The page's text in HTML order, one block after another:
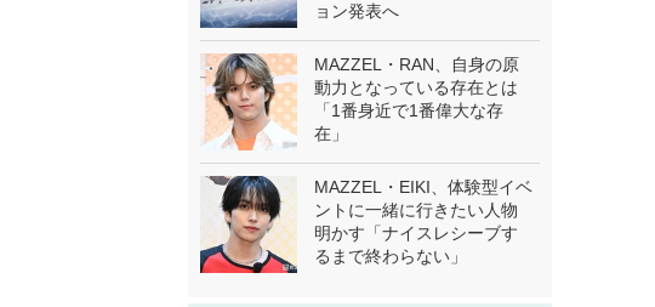
ョン発表へ
MAZZEL・RAN、自身の原
動力となっている存在とは
「1番身近で1番偉大な存
在」
MAZZEL・EIKI、体験型イベ
ントに一緒に行きたい人物
明かす「ナイスレシーブす
るまで終わらない」